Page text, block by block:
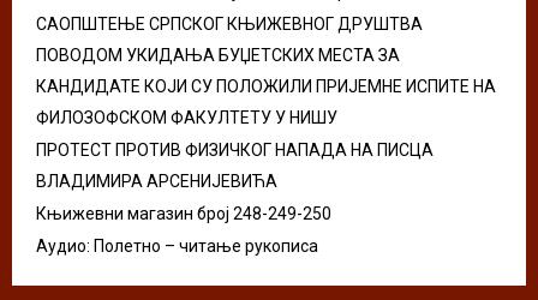
САОПШТЕЊЕ СРПСКОГ КЊИЖЕВНОГ ДРУШТВА
ПОВОДОМ УКИДАЊА БУЏЕТСКИХ МЕСТА ЗА
КАНДИДАТЕ КОЈИ СУ ПОЛОЖИЛИ ПРИЈЕМНЕ ИСПИТЕ НА
ФИЛОЗОФСКОМ ФАКУЛТЕТУ У НИШУ
ПРОТЕСТ ПРОТИВ ФИЗИЧКОГ НАПАДА НА ПИСЦА
ВЛАДИМИРА АРСЕНИЈЕВИЋА
Књижевни магазин број 248-249-250
Аудио: Полетно – читање рукописа